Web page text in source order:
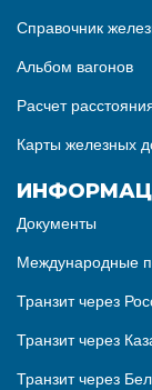
Справочник
Альбом вагонов
Расчет
Карты железных
Документы
Международные
Транзит через
Транзит через
Транзит через